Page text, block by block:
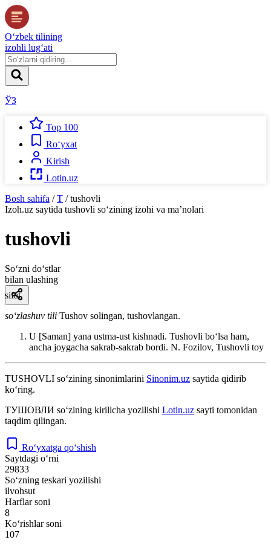
O‘zbek tilining
izohli lug‘ati
ЎЗ
Top 100
Ro‘yxat
Kirish
Lotin.uz
Bosh sahifa / T / tushovli
Izoh.uz saytida tushovli so‘zining izohi va ma’nolari
tushovli
So‘zni do‘stlar
bilan ulashing
sifat
so‘zlashuv tili Tushov solingan, tushovlangan.
U [Saman] yana ustma-ust kishnadi. Tushovli boʻlsa ham,
ancha joygacha sakrab-sakrab bordi. N. Fozilov, Tushovli toy
TUSHOVLI so‘zining sinonimlarini Sinonim.uz saytida qidirib
ko‘ring.
ТУШОВЛИ so‘zining kirillcha yozilishi Lotin.uz sayti tomonidan
taqdim qilingan.
Ro‘yxatga qo‘shish
Saytdagi o‘rni
29833
So‘zning teskari yozilishi
ilvohsut
Harflar soni
8
Ko‘rishlar soni
107